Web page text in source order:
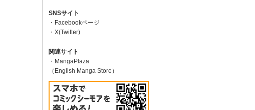
SNSサイト
Facebookページ
X(Twitter)
関連サイト
MangaPlaza
（English Manga Store）